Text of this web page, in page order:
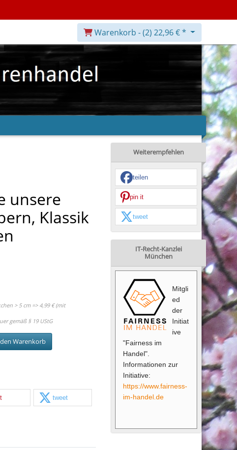
Warenkorb -(2) 22,96 € *
unsere
Klassik
> 5 cm => 4,99 € (mit
gemäß § 19 UStG
Warenkorb
tweet
Weiterempfehlen
teilen
pin it
tweet
IT-Recht-Kanzlei
München
Mitgli
ed
der
Initiat
ive
"Fairness im
Handel".
Informationen zur
Initiative:
https://www.fairness-
im-handel.de